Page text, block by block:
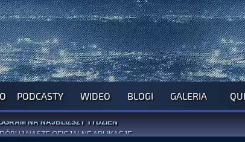
PODCASTY WIDEO BLOGI GALERIA
NASZE OFICJALNE APLIKACJE